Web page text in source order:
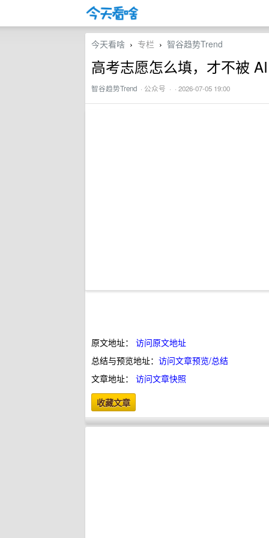
今天看啥 › 专栏 › 智谷趋势Trend
高考志愿怎么填，才不被
智谷趋势Trend · 公众号 · · 2026-07-05 19:00
原文地址： 访问原文地址
总结与预览地址： 访问文章预览/总结
文章地址： 访问文章快照